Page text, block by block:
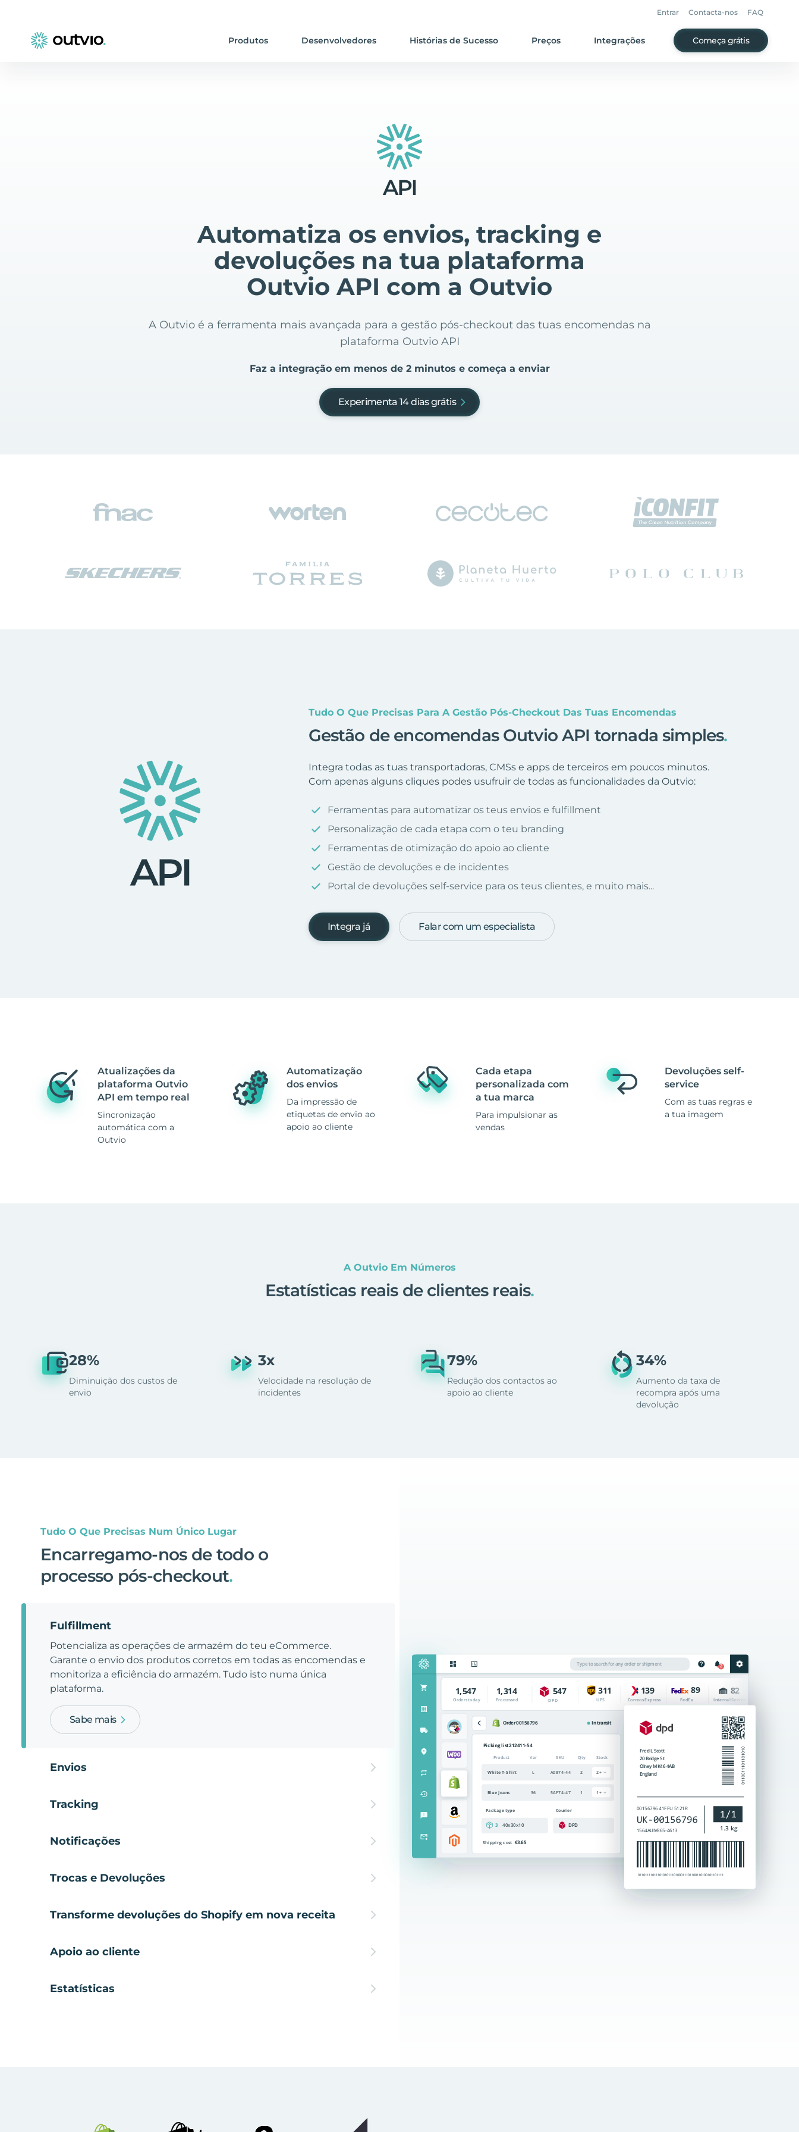
Entrar Contacta-nos FAQ
Produtos Desenvolvedores Histórias de Sucesso Preços Integrações Começa grátis
Automatiza os envios, tracking e
devoluções na tua plataforma
Outvio API com a Outvio
A Outvio é a ferramenta mais avançada para a gestão pós-checkout das tuas encomendas na
plataforma Outvio API
Faz a integração em menos de 2 minutos e começa a enviar
Experimenta 14 dias grátis
Tudo O Que Precisas Para A Gestão Pós-Checkout Das Tuas Encomendas
Gestão de encomendas Outvio API tornada simples.
Integra todas as tuas transportadoras, CMSs e apps de terceiros em poucos minutos.
Com apenas alguns cliques podes usufruir de todas as funcionalidades da Outvio:
Ferramentas para automatizar os teus envios e fulfillment
Personalização de cada etapa com o teu branding
Ferramentas de otimização do apoio ao cliente
Gestão de devoluções e de incidentes
Portal de devoluções self-service para os teus clientes, e muito mais...
Integra já Falar com um especialista
Atualizações da
plataforma Outvio
API em tempo real
Sincronização
automática com a
Outvio
Automatização
dos envios
Da impressão de
etiquetas de envio ao
apoio ao cliente
Cada etapa
personalizada com
a tua marca
Para impulsionar as
vendas
Devoluções self-
service
Com as tuas regras e
a tua imagem
A Outvio Em Números
Estatísticas reais de clientes reais.
28%
Diminuição dos custos de
envio
3x
Velocidade na resolução de
incidentes
79%
Redução dos contactos ao
apoio ao cliente
34%
Aumento da taxa de
recompra após uma
devolução
Tudo O Que Precisas Num Único Lugar
Encarregamo-nos de todo o
processo pós-checkout.
Fulfillment
Potencializa as operações de armazém do teu eCommerce.
Garante o envio dos produtos corretos em todas as encomendas e
monitoriza a eficiência do armazém. Tudo isto numa única
plataforma.
Sabe mais
Envios
Tracking
Notificações
Trocas e Devoluções
Transforme devoluções do Shopify em nova receita
Apoio ao cliente
Estatísticas